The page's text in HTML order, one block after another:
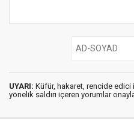
UYARI: Küfür, hakaret, rencide
yönelik saldırı içeren yorumlar